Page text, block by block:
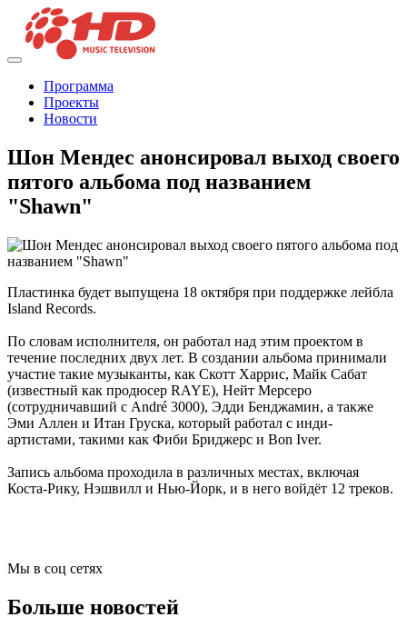
Программа
Проекты
Новости
Шон Мендес анонсировал выход своего
пятого альбома под названием
"Shawn"
Пластинка будет выпущена 18 октября при поддержке лейбла
Island Records.
По словам исполнителя, он работал над этим проектом в
течение последних двух лет. В создании альбома принимали
участие такие музыканты, как Скотт Харрис, Майк Сабат
(известный как продюсер RAYE), Нейт Мерсеро
(сотрудничавший с André 3000), Эдди Бенджамин, а также
Эми Аллен и Итан Груска, который работал с инди-
артистами, такими как Фиби Бриджерс и Bon Iver.
Запись альбома проходила в различных местах, включая
Коста-Рику, Нэшвилл и Нью-Йорк, и в него войдёт 12 треков.
Мы в соц сетях
Больше новостей